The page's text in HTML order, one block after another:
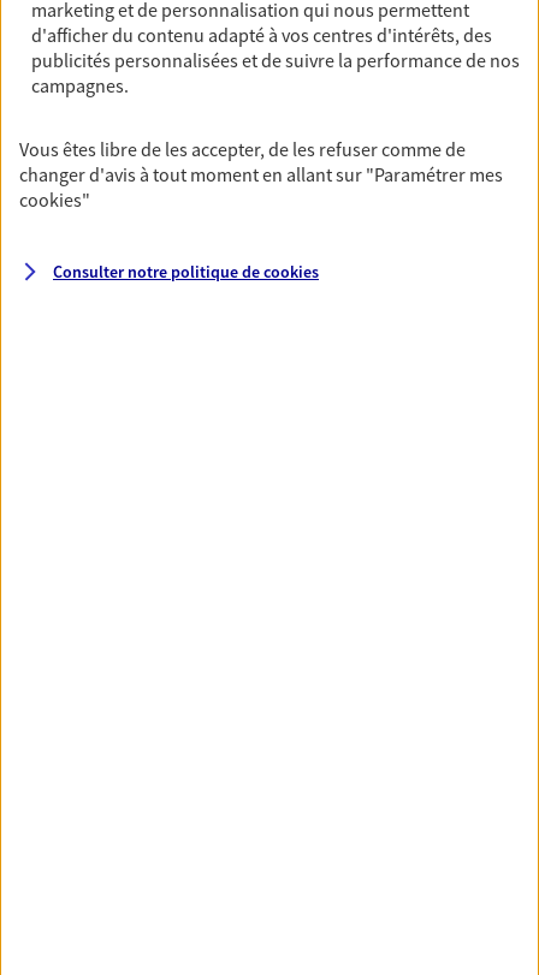
notre solution PER (Plan Epargne Retraite)
spécialement conçue pour la retraite.
Couvrez vos dépenses de santé ainsi que celles de
votre famille avec la complémentaire santé qui
vous ressemble.
Prévoyance
marketing et de personnalisation qui nous permettent
d'afficher du contenu adapté à vos centres d'intérêts, des
publicités personnalisées et de suivre la performance de nos
campagnes.
Vous êtes libre de les accepter, de les refuser comme de
changer d'avis à tout moment en allant sur "Paramétrer mes
cookies"
Consulter notre politique decookies